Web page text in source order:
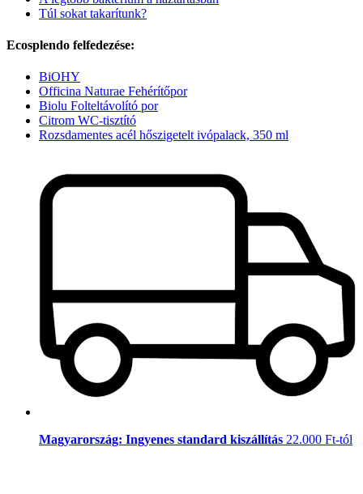
Túl sokat takarítunk?
Ecosplendo felfedezése:
BiOHY
Officina Naturae Fehérítőpor
Biolu Folteltávolító por
Citrom WC-tisztító
Rozsdamentes acél hőszigetelt ivópalack, 350 ml
Magyarország: Ingyenes standard kiszállítás 22.000 Ft-tól